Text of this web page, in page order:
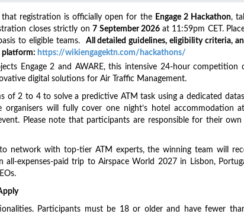
that registration is officially open for the Engage 2 Hackathon,
closes strictly on 7 September 2026 at 11:59pm CET.
to eligible teams. All detailed guidelines, eligibility criteria,
platform: https://wikiengagektn.com/hackathons/
Engage 2 and AWARE, this intensive 24-hour
digital solutions for Air Traffic Management.
of 2 to 4 to solve a predictive ATM task using a dedicated
organisers will fully cover one night’s hotel accommodation
Please note that participants are responsible for their
network with top-tier ATM experts, the winning team will
all-expenses-paid trip to Airspace World 2027 in Lisbon,
Participants must be 18 or older and have fewer